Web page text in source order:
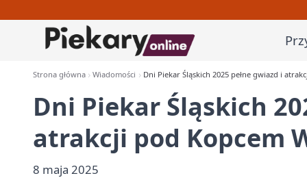
Strona główna Wiadomości Dni Piekar Śląskich 2025 pełne gwiazd i
Dni Piekar Śląskich
atrakcji pod Kopcem
8 maja 2025